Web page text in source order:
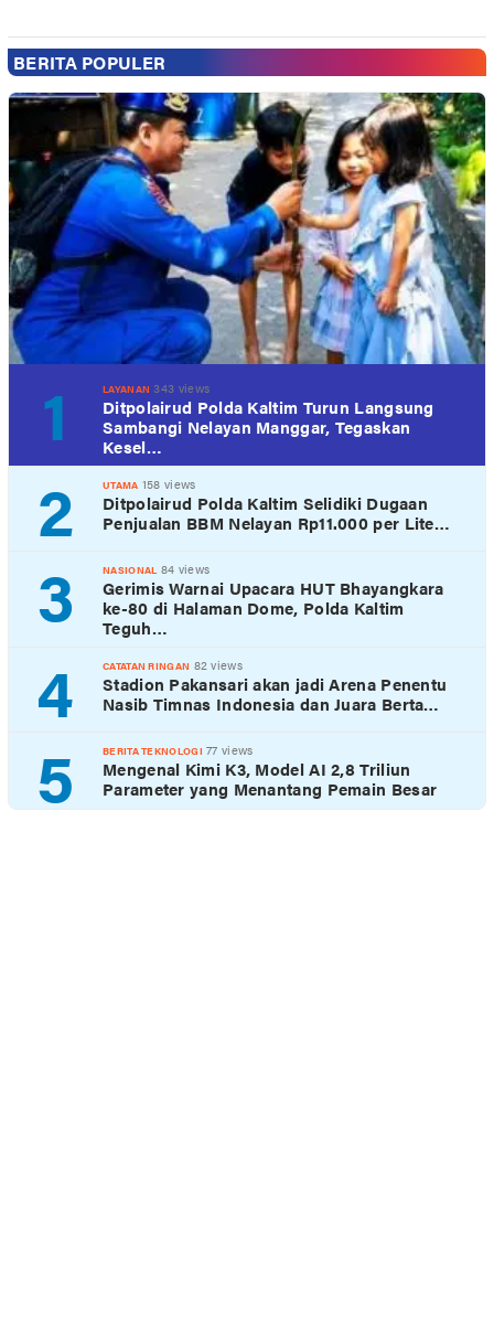
BERITA POPULER
1 LAYANAN 343 views
Ditpolairud Polda Kaltim Turun Langsung
Sambangi Nelayan Manggar, Tegaskan
Kesel…
2 UTAMA 158 views
Ditpolairud Polda Kaltim Selidiki Dugaan
Penjualan BBM Nelayan Rp11.000 per Lite…
3 NASIONAL 84 views
Gerimis Warnai Upacara HUT Bhayangkara
ke-80 di Halaman Dome, Polda Kaltim
Teguh…
4 CATATAN RINGAN 82 views
Stadion Pakansari akan jadi Arena Penentu
Nasib Timnas Indonesia dan Juara Berta…
5 BERITA TEKNOLOGI 77 views
Mengenal Kimi K3, Model AI 2,8 Triliun
Parameter yang Menantang Pemain Besar